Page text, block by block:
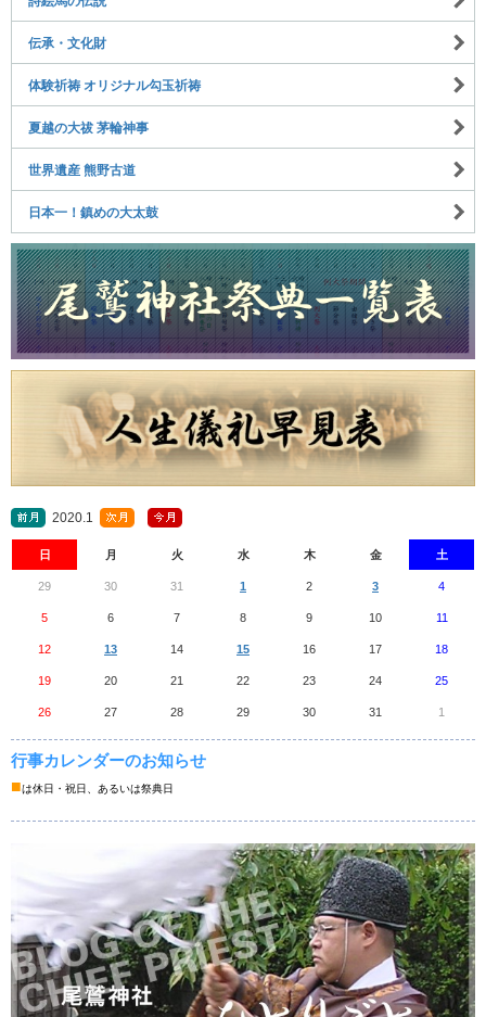
伝承・文化財
体験祈祷 オリジナル勾玉祈祷
夏越の大祓 茅輪神事
世界遺産 熊野古道
日本一！鎮めの大太鼓
2020.1
日 月 火 水 木 金 土
29 30 31 1 2 3 4
5 6 7 8 9 10 11
12 13 14 15 16 17 18
19 20 21 22 23 24 25
26 27 28 29 30 31 1
行事カレンダーのお知らせ
■は休日・祝日、あるいは祭典日